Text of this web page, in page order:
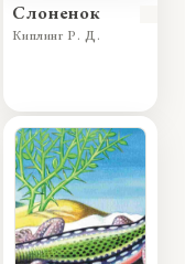
Слоненок
Киплинг Р. Д.